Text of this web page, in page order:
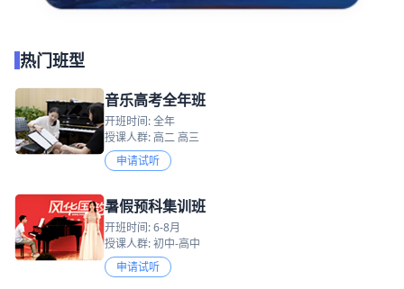
热门班型
音乐高考全年班
开班时间: 全年
授课人群: 高二 高三
申请试听
暑假预科集训班
开班时间: 6-8月
授课人群: 初中-高中
申请试听